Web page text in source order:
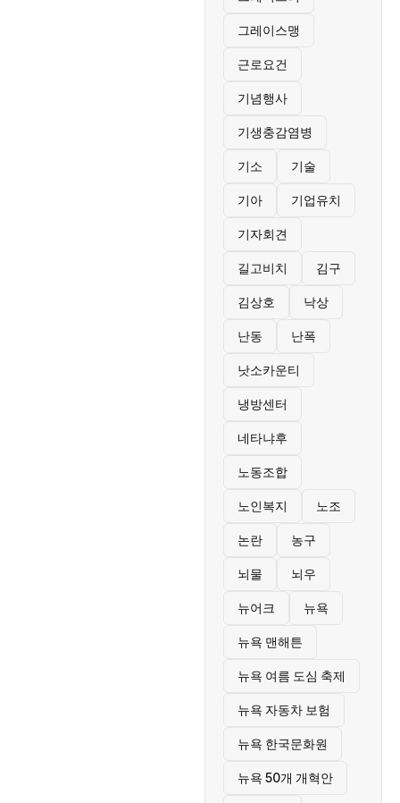
그레이스맹
근로요건
기념행사
기생충감염병
기소 기술
기아 기업유치
기자회견
길고비치 김구
김상호 낙상
난동 난폭
낫소카운티
냉방센터
네타냐후
노동조합
노인복지 노조
논란 농구
뇌물 뇌우
뉴어크 뉴욕
뉴욕 맨해튼
뉴욕 여름 도심 축제
뉴욕 자동차 보험
뉴욕 한국문화원
뉴욕 50개 개혁안